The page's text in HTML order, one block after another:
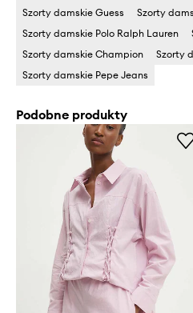
Szorty damskie Guess
Szorty
Szorty damskie Polo Ralph Lauren
Szorty damskie Champion
Szorty
Szorty damskie Pepe Jeans
Podobne produkty